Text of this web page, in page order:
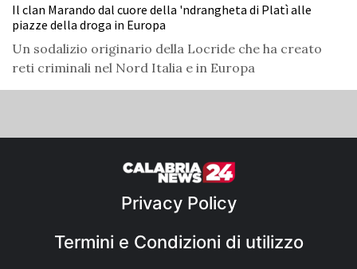
Il clan Marando dal cuore della 'ndrangheta di Platì alle
piazze della droga in Europa
Un sodalizio originario della Locride che ha creato
reti criminali nel Nord Italia e in Europa
Privacy Policy
Termini e Condizioni di utilizzo